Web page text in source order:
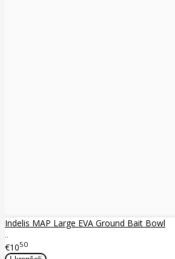
Indelis MAP Large EVA Ground Bait Bowl
..
€1050